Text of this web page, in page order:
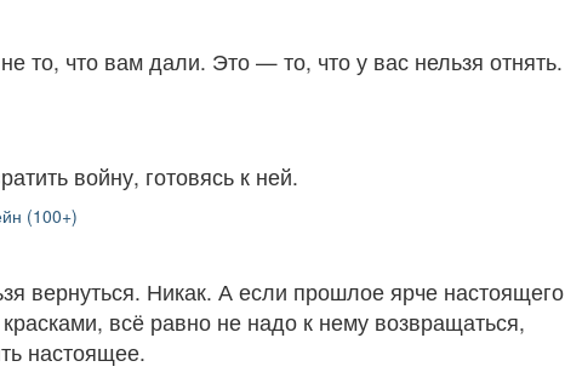
то, что вам дали. Это — то, что у вас нельзя отнять.
войну, готовясь к ней.
(100+)
вернуться. Никак. А если прошлое ярче настоящего
всё равно не надо к нему возвращаться,
настоящее.